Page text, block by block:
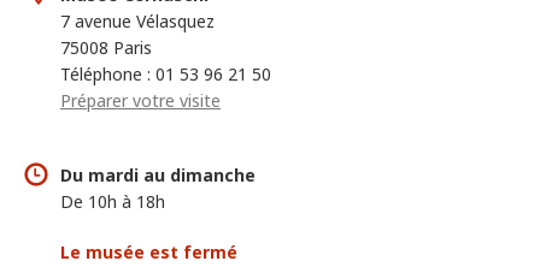
7 avenue Vélasquez
75008 Paris
Téléphone : 01 53 96 21 50
Préparer votre visite
Du mardi au dimanche
De 10h à 18h
Le musée est fermé